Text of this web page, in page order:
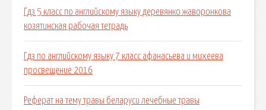
Гдз 5 класс по английскому языку деревянко жаворонкова
козятинская рабочая тетрадь
Гдз по английскому языку 7 класс афанасьева и михеева
просвещение 2016
Реферат на тему травы беларуси лечебные травы